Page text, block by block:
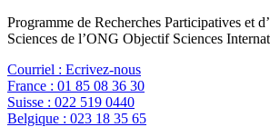
Programme de Recherches Participatives et
Sciences de l’ONG Objectif Sciences
Courriel : Ecrivez-nous
France : 01 85 08 36 30
Suisse : 022 519 0440
Belgique : 023 18 35 65